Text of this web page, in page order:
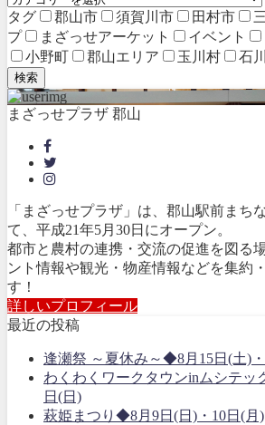
タグ 郡山市 須賀川市 田村市
プ
まざっせアーケット イベント
小野町
郡山エリア 玉川村 石
検索
まざっせプラザ 郡山
「まざっせプラザ」は、郡山駅前まち
て、平成21年5月30日にオープン。
都市と農村の連携・交流の促進を図る
ント情報や観光・物産情報などを集約
す！
詳しいプロフィール
最近の投稿
逢瀬祭 ～夏休み～◆8月15日(土)
わくわくワークタウンinムシテ
日(日)
萩姫まつり◆8月9日(日)・10日(月)